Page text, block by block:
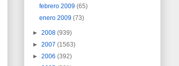
febrero 2009(65)
enero 2009(73)
► 2008 (939)
► 2007 (1563)
► 2006 (392)